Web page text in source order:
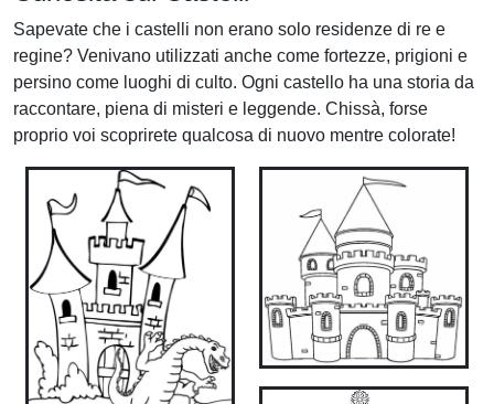
Sapevate che i castelli non erano solo residenze di re e
regine? Venivano utilizzati anche come fortezze, prigioni e
persino come luoghi di culto. Ogni castello ha una storia da
raccontare, piena di misteri e leggende. Chissà, forse
proprio voi scoprirete qualcosa di nuovo mentre colorate!